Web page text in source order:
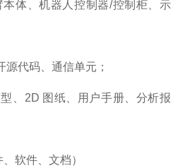
体、机器人控制器/控制柜、示
代码、通信单元；
、2D 图纸、用户手册、分析报
软件、文档）